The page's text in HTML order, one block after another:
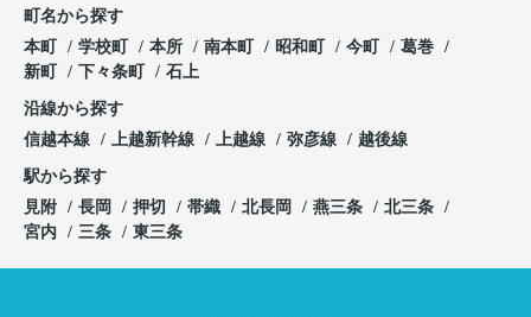
町名から探す
本町
学校町 本所 南本町 昭和町 今町
葛巻
新町
下々条町 石上
沿線から探す
信越本線
上越新幹線 上越線 弥彦線 越後線
駅から探す
見附
長岡 押切 帯織 北長岡 燕三条
北三条
宮内
三条 東三条